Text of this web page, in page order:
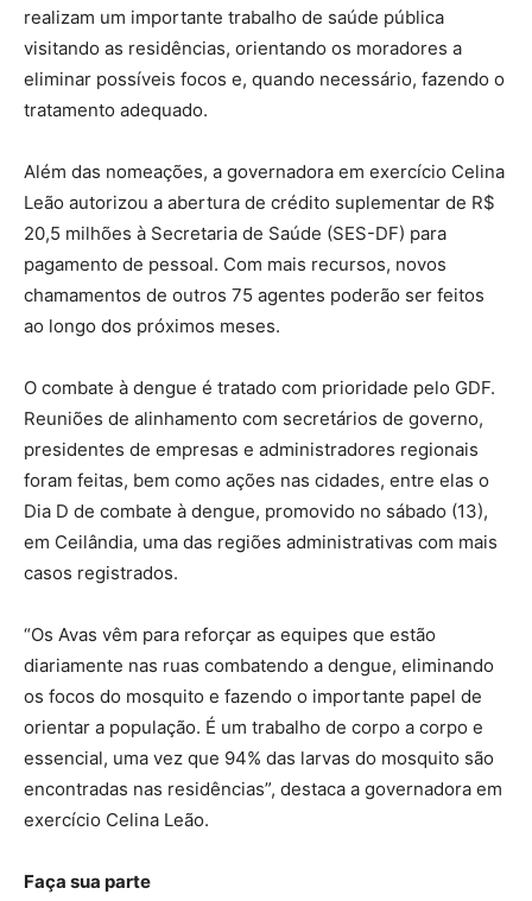
realizam um importante trabalho de saúde pública
visitando as residências, orientando os moradores a
eliminar possíveis focos e, quando necessário, fazendo o
tratamento adequado.
Além das nomeações, a governadora em exercício Celina
Leão autorizou a abertura de crédito suplementar de R$
20,5 milhões à Secretaria de Saúde (SES-DF) para
pagamento de pessoal. Com mais recursos, novos
chamamentos de outros 75 agentes poderão ser feitos
ao longo dos próximos meses.
O combate à dengue é tratado com prioridade pelo GDF.
Reuniões de alinhamento com secretários de governo,
presidentes de empresas e administradores regionais
foram feitas, bem como ações nas cidades, entre elas o
Dia D de combate à dengue, promovido no sábado (13),
em Ceilândia, uma das regiões administrativas com mais
casos registrados.
“Os Avas vêm para reforçar as equipes que estão
diariamente nas ruas combatendo a dengue, eliminando
os focos do mosquito e fazendo o importante papel de
orientar a população. É um trabalho de corpo a corpo e
essencial, uma vez que 94% das larvas do mosquito são
encontradas nas residências”, destaca a governadora em
exercício Celina Leão.
Faça sua parte